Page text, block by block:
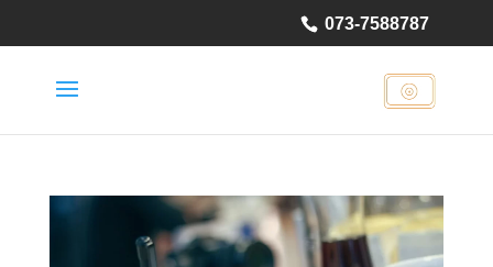
073-7588787